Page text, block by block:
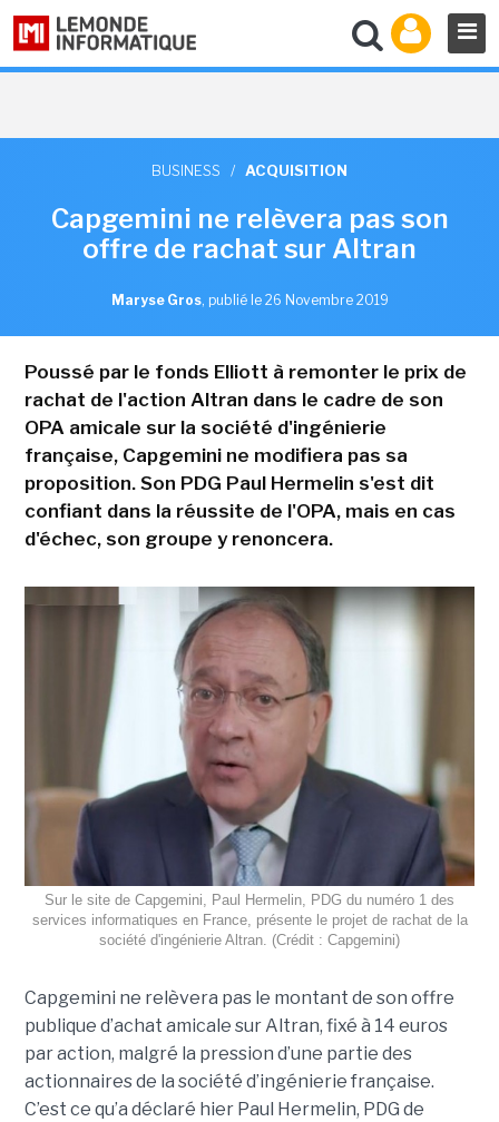
BUSINESS / ACQUISITION
Capgemini ne relèvera pas son
offre de rachat sur Altran
Maryse Gros, publié le 26 Novembre 2019
Poussé par le fonds Elliott à remonter le prix de
rachat de l'action Altran dans le cadre de son
OPA amicale sur la société d'ingénierie
française, Capgemini ne modifiera pas sa
proposition. Son PDG Paul Hermelin s'est dit
confiant dans la réussite de l'OPA, mais en cas
d'échec, son groupe y renoncera.
Sur le site de Capgemini, Paul Hermelin, PDG du numéro 1 des
services informatiques en France, présente le projet de rachat de la
société d'ingénierie Altran. (Crédit : Capgemini)
Capgemini ne relèvera pas le montant de son offre
publique d’achat amicale sur Altran, fixé à 14 euros
par action, malgré la pression d’une partie des
actionnaires de la société d’ingénierie française.
C’est ce qu’a déclaré hier Paul Hermelin, PDG de